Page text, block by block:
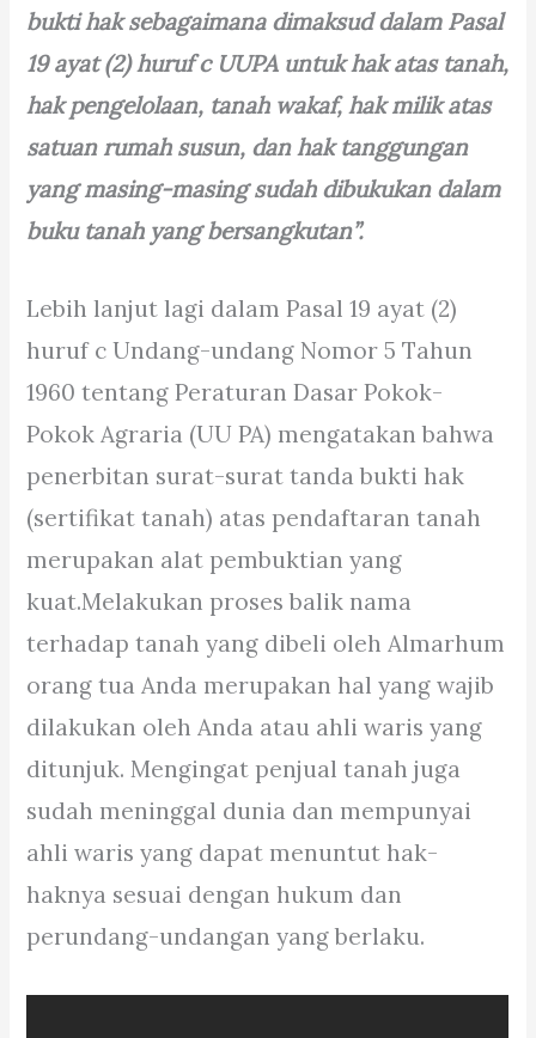
bukti hak sebagaimana dimaksud dalam Pasal
19 ayat (2) huruf c UUPA untuk hak atas tanah,
hak pengelolaan, tanah wakaf, hak milik atas
satuan rumah susun, dan hak tanggungan
yang masing-masing sudah dibukukan dalam
buku tanah yang bersangkutan”.
Lebih lanjut lagi dalam Pasal 19 ayat (2)
huruf c Undang-undang Nomor 5 Tahun
1960 tentang Peraturan Dasar Pokok-
Pokok Agraria (UU PA) mengatakan bahwa
penerbitan surat-surat tanda bukti hak
(sertifikat tanah) atas pendaftaran tanah
merupakan alat pembuktian yang
kuat.Melakukan proses balik nama
terhadap tanah yang dibeli oleh Almarhum
orang tua Anda merupakan hal yang wajib
dilakukan oleh Anda atau ahli waris yang
ditunjuk. Mengingat penjual tanah juga
sudah meninggal dunia dan mempunyai
ahli waris yang dapat menuntut hak-
haknya sesuai dengan hukum dan
perundang-undangan yang berlaku.